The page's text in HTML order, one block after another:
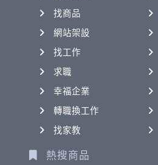
找商品
網站架設
找工作
求職
幸福企業
轉職換工作
找家教
熱搜商品